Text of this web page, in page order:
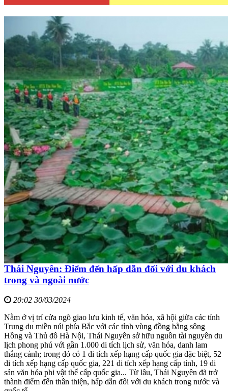
Thái Nguyên: Điểm đến hấp dẫn đối với du khách
trong và ngoài nước
20:02 30/03/2024
Nằm ở vị trí cửa ngõ giao lưu kinh tế, văn hóa, xã hội giữa các tỉnh
Trung du miền núi phía Bắc với các tỉnh vùng đồng bằng sông
Hồng và Thủ đô Hà Nội, Thái Nguyên sở hữu nguồn tài nguyên du
lịch phong phú với gần 1.000 di tích lịch sử, văn hóa, danh lam
thắng cảnh; trong đó có 1 di tích xếp hạng cấp quốc gia đặc biệt, 52
di tích xếp hạng cấp quốc gia, 221 di tích xếp hạng cấp tỉnh, 19 di
sản văn hóa phi vật thể cấp quốc gia... Từ lâu, Thái Nguyên đã trở
thành điểm đến thân thiện, hấp dẫn đối với du khách trong nước và